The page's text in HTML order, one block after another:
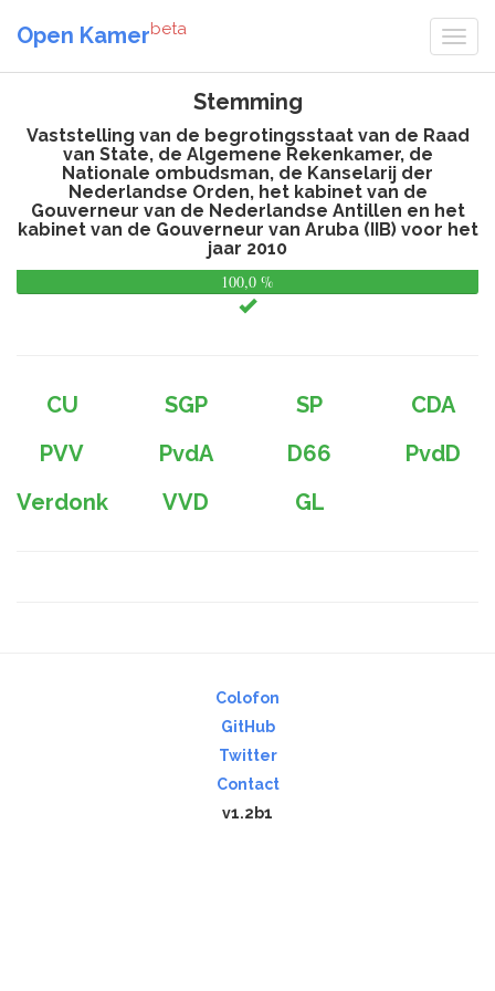
Open Kamerbeta
Stemming
Vaststelling van de begrotingsstaat van de Raad
van State, de Algemene Rekenkamer, de
Nationale ombudsman, de Kanselarij der
Nederlandse Orden, het kabinet van de
Gouverneur van de Nederlandse Antillen en het
kabinet van de Gouverneur van Aruba (IIB) voor het
jaar 2010
100,0 %
CU SGP SP
CDA
PVV
PvdA D66
PvdD
Verdonk
VVD GL
Colofon
GitHub
Twitter
Contact
v1.2b1